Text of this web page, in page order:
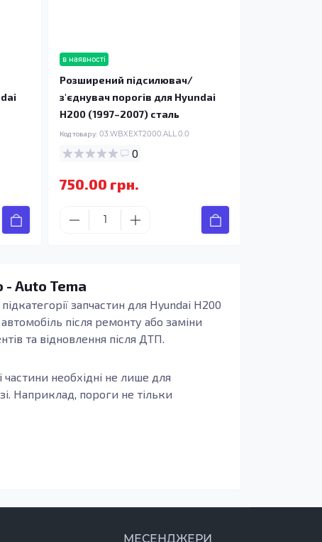
в наявності
Розширений підсилювач/
з'єднувач порогів для Hyundai
H200 (1997–2007) сталь
Код товару: 03.WBXEXT2000.ALL.0.0
0
750.00 грн.
- Auto Tema
запчастин для Hyundai H200
після ремонту або заміни
та відновлення після ДТП.
частини необхідні не лише для
Наприклад, пороги не тільки
чинників, що важливо для
МЕСЕНДЖЕРИ